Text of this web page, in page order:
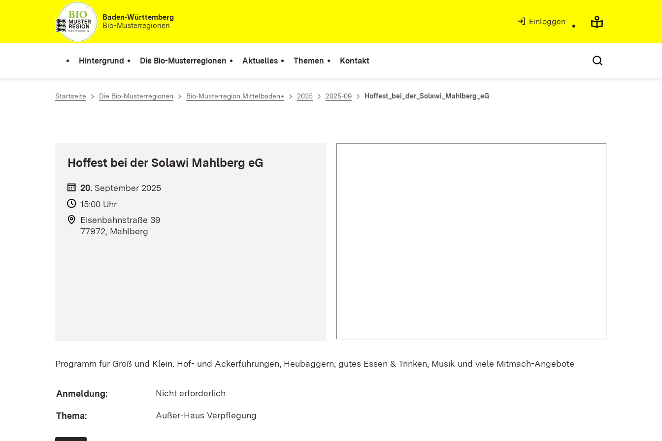
Zum Inhalt springenBaden-Württemberg
Bio-Musterregionen
Einloggen
Hintergrund Die Bio-Musterregionen Aktuelles Themen Kontakt
Startseite Die Bio-Musterregionen Bio-Musterregion Mittelbaden+ 2025 2025-09 Hoffest_bei_der_Solawi_Mahlberg_eG
Hoffest bei der Solawi Mahlberg eG
20. September 2025
15:00 Uhr
Eisenbahnstraße 39
77972, Mahlberg
Programm für Groß und Klein: Hof- und Ackerführungen, Heubaggern, gutes Essen & Trinken, Musik und viele Mitmach-Angebote
Anmeldung: Nicht erforderlich
Thema: Außer-Haus Verpflegung